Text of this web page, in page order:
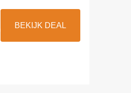
BEKIJK DEAL